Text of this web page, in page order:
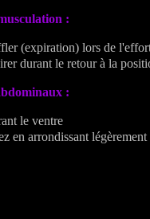
:
(expiration) lors de
durant le retour à la
:
le ventre
en arrondissant